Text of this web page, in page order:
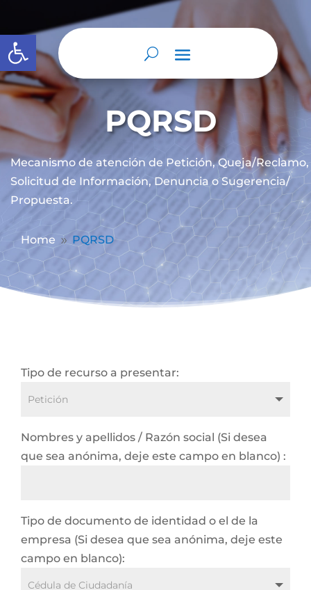
Abrir barra de herramientas
PQRSD
Mecanismo de atención de Petición, Queja/Reclamo,
Solicitud de Información, Denuncia o Sugerencia/
Propuesta.
Home 9 PQRSD
Tipo de recurso a presentar:
Nombres y apellidos / Razón social (Si desea
que sea anónima, deje este campo en blanco) :
Tipo de documento de identidad o el de la
empresa (Si desea que sea anónima, deje este
campo en blanco):